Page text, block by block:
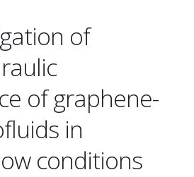
of
of graphene-
in
conditions